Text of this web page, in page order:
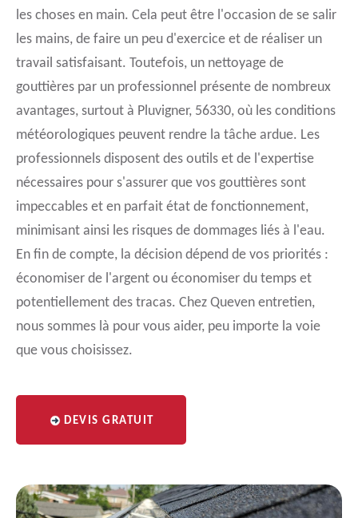
les choses en main. Cela peut être l'occasion de se salir
les mains, de faire un peu d'exercice et de réaliser un
travail satisfaisant. Toutefois, un nettoyage de
gouttières par un professionnel présente de nombreux
avantages, surtout à Pluvigner, 56330, où les conditions
météorologiques peuvent rendre la tâche ardue. Les
professionnels disposent des outils et de l'expertise
nécessaires pour s'assurer que vos gouttières sont
impeccables et en parfait état de fonctionnement,
minimisant ainsi les risques de dommages liés à l'eau.
En fin de compte, la décision dépend de vos priorités :
économiser de l'argent ou économiser du temps et
potentiellement des tracas. Chez Queven entretien,
nous sommes là pour vous aider, peu importe la voie
que vous choisissez.
DEVIS GRATUIT